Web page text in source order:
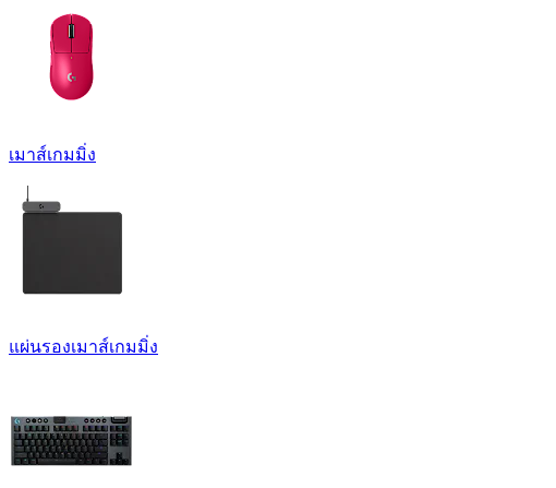
เมาส์เกมมิ่ง
แผ่นรองเมาส์เกมมิ่ง